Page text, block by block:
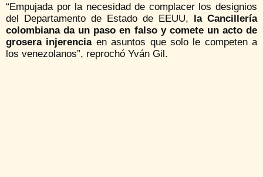
“Empujada por la necesidad de complacer los designios
del Departamento de Estado de EEUU, la Cancillería
colombiana da un paso en falso y comete un acto de
grosera injerenciaen asuntos que solo le competen a
los venezolanos”, reprochó Yván Gil.